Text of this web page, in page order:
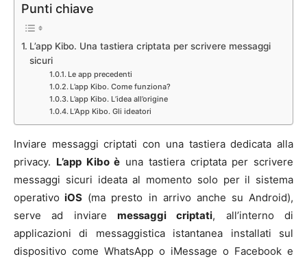
Punti chiave
L’app Kibo. Una tastiera criptata per scrivere messaggi
sicuri
Le app precedenti
L’app Kibo. Come funziona?
L’app Kibo. L’idea all’origine
L’App Kibo. Gli ideatori
Inviare messaggi criptati con una tastiera dedicata alla
privacy. L’app Kibo è una tastiera criptata per scrivere
messaggi sicuri ideata al momento solo per il sistema
operativo iOS (ma presto in arrivo anche su Android),
serve ad inviare messaggi criptati, all’interno di
applicazioni di messaggistica istantanea installati sul
dispositivo come WhatsApp o iMessage o Facebook e